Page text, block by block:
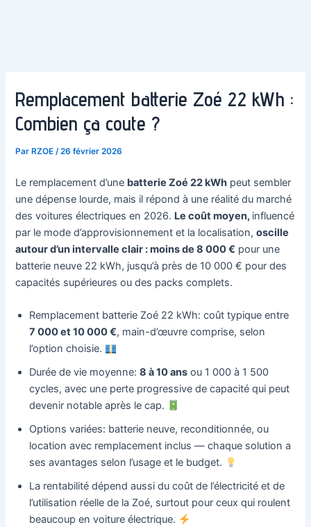
Remplacement batterie Zoé 22 kWh :
Combien ça coute ?
Par RZOE/26 février 2026
Le remplacement d’une batterie Zoé 22 kWh peut sembler
une dépense lourde, mais il répond à une réalité du marché
des voitures électriques en 2026. Le coût moyen, influencé
par le mode d’approvisionnement et la localisation,oscille
autour d’un intervalle clair : moins de 8 000 € pour une
batterie neuve 22 kWh, jusqu’à près de 10 000 € pour des
capacités supérieures ou des packs complets.
Remplacement batterie Zoé 22 kWh: coût typique entre
7 000 et 10 000 €, main-d’œuvre comprise, selon
l’option choisie.
Durée de vie moyenne:8 à 10 ans ou 1 000 à 1 500
cycles, avec une perte progressive de capacité qui peut
devenir notable après le cap.
Options variées: batterie neuve, reconditionnée, ou
location avec remplacement inclus — chaque solution a
ses avantages selon l’usage et le budget.
La rentabilité dépend aussi du coût de l’électricité et de
l’utilisation réelle de la Zoé, surtout pour ceux qui roulent
beaucoup en voiture électrique.